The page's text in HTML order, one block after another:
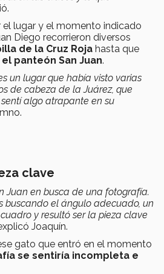
el lugar y el momento indicado
Diego recorrieron diversos
de la Cruz Roja hasta que
el panteón San Juan.
un lugar que había visto varias
de cabeza de la Juárez, que
algo atrapante en su
clave
Juan en busca de una fotografía.
buscando el ángulo adecuado, un
y resultó ser la pieza clave
Joaquín.
gato que entró en el momento
se sentiría incompleta e